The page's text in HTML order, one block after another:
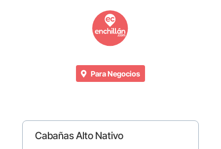
Para Negocios
Cabañas Alto Nativo